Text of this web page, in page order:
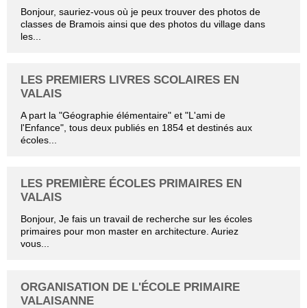
Bonjour, sauriez-vous où je peux trouver des photos de
classes de Bramois ainsi que des photos du village dans
les...
LES PREMIERS LIVRES SCOLAIRES EN
VALAIS
A part la "Géographie élémentaire" et "L'ami de
l'Enfance", tous deux publiés en 1854 et destinés aux
écoles...
LES PREMIÈRE ÉCOLES PRIMAIRES EN
VALAIS
Bonjour, Je fais un travail de recherche sur les écoles
primaires pour mon master en architecture. Auriez
vous...
ORGANISATION DE L'ÉCOLE PRIMAIRE
VALAISANNE